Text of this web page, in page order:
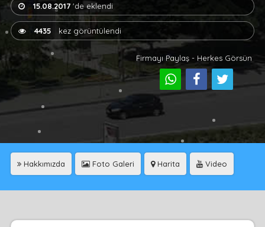
15.08.2017'de eklendi
4435 kez görüntülendi
Firmayı Paylaş - Herkes Görsün
Hakkımızda Foto Galeri Harita Video